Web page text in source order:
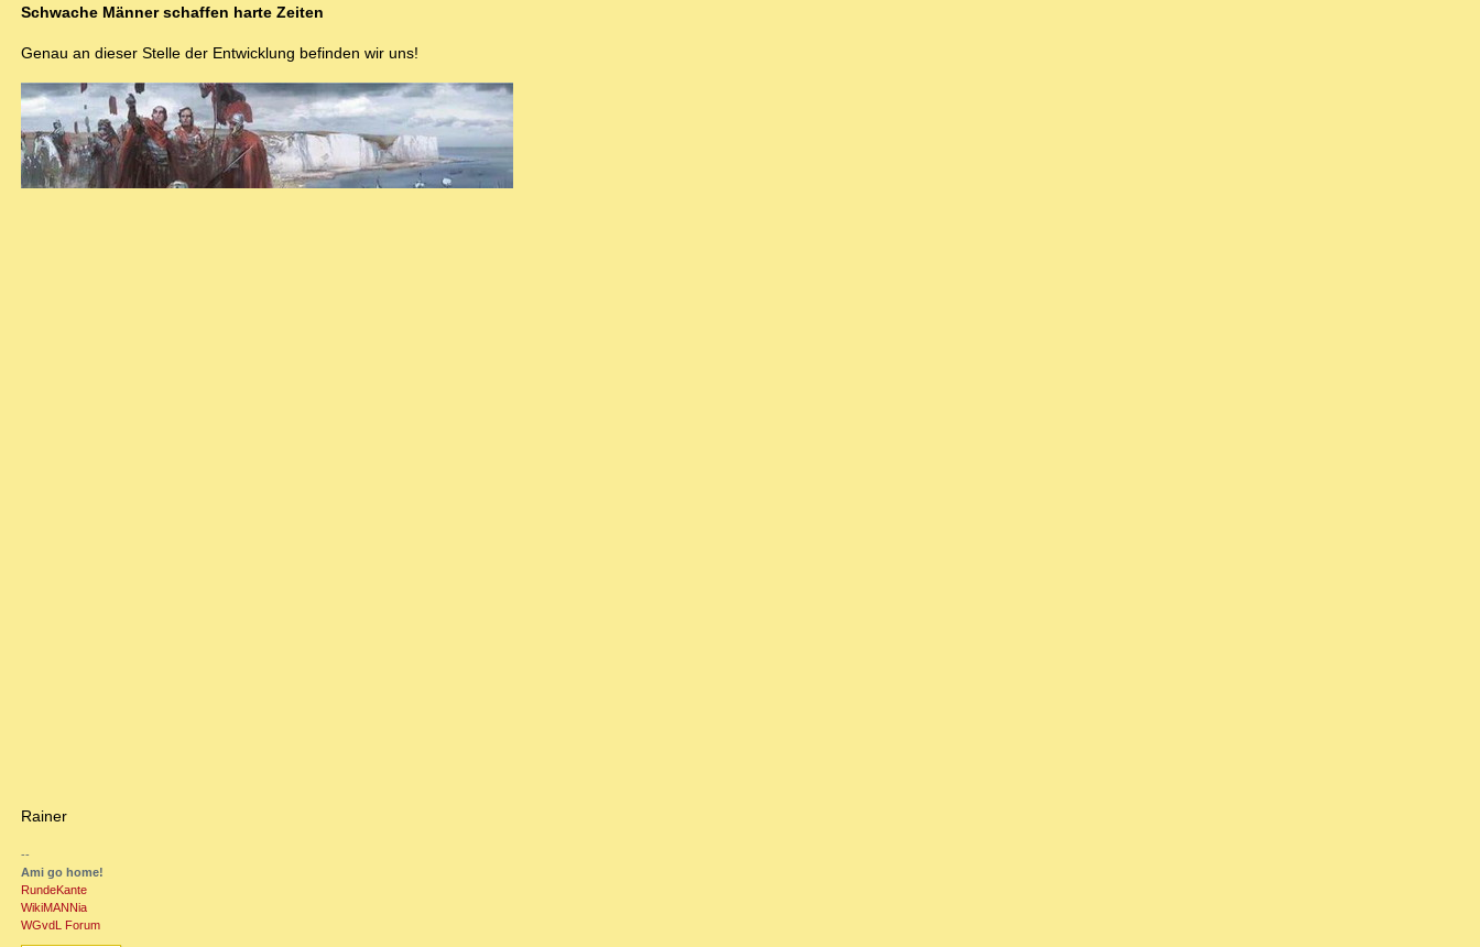
Schwache Männer schaffen harte Zeiten
Genau an dieser Stelle der Entwicklung befinden wir uns!
Rainer
--
Ami go home!
RundeKante
WikiMANNia
WGvdL Forum